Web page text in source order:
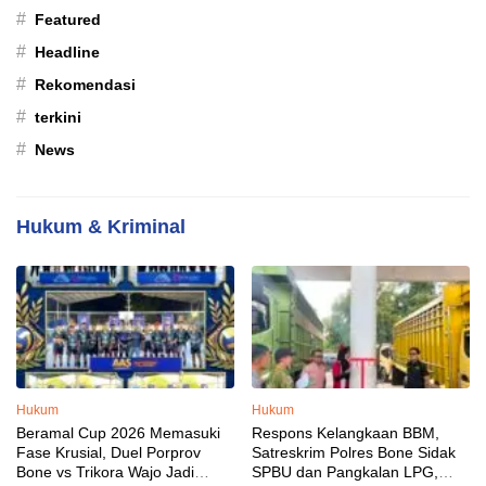
# Featured
# Headline
# Rekomendasi
# terkini
# News
Hukum & Kriminal
Hukum
Beramal Cup 2026 Memasuki
Fase Krusial, Duel Porprov
Bone vs Trikora Wajo Jadi
Hukum
Respons Kelangkaan BBM,
Satreskrim Polres Bone Sidak
SPBU dan Pangkalan LPG,